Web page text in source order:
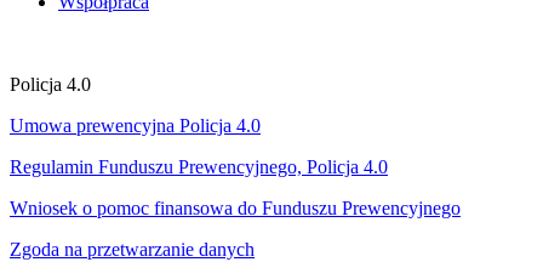
Policja 4.0
Umowa prewencyjna Policja 4.0
Regulamin Funduszu Prewencyjnego, Policja 4.0
Wniosek o pomoc finansowa do Funduszu Prewencyjnego
Zgoda na przetwarzanie danych